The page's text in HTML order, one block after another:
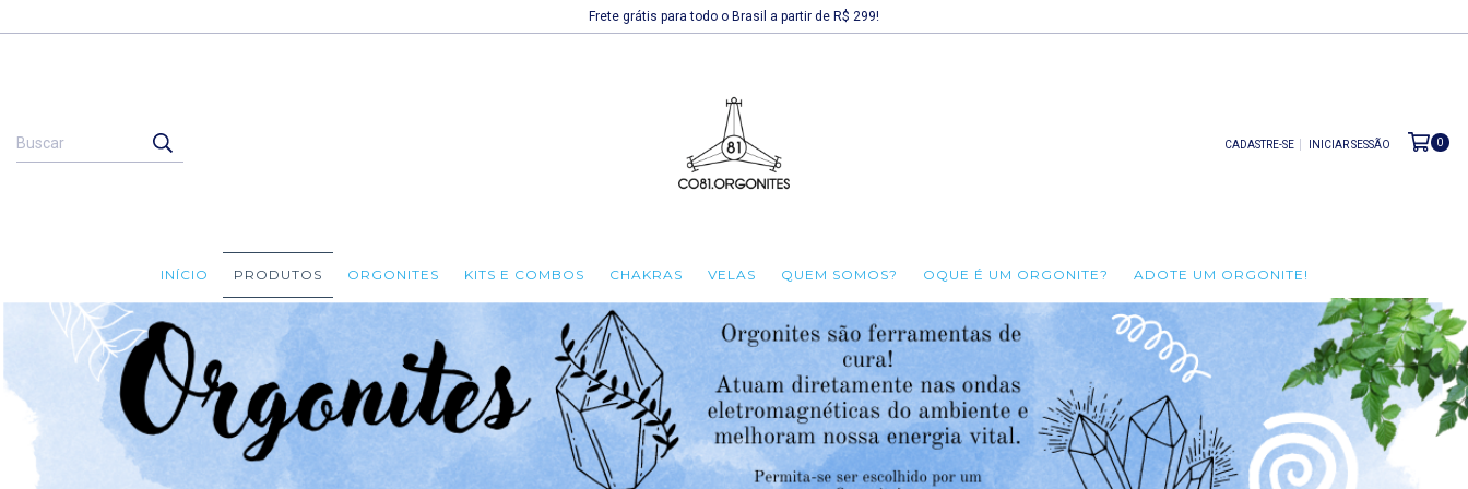
Frete grátis para todo o Brasil a partir de R$ 299!
CADASTRE-SE INICIAR SESSÃO 0
INÍCIO PRODUTOS ORGONITES KITS E COMBOS CHAKRAS VELAS QUEM SOMOS? OQUE É UM ORGONITE? ADOTE UM ORGONITE!